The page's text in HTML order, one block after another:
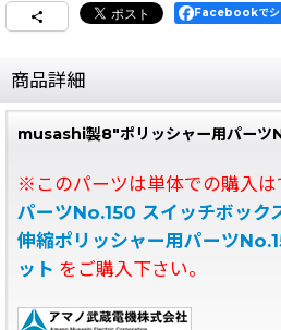
Facebookでシ
商品詳細
musashi製8"ポリッシャー用パーツ
※このパーツは単体での購入
パーツNo.150 スイッチボック
伸縮ポリッシャー用パーツ
ット をご購入下さい。